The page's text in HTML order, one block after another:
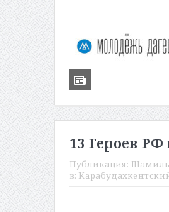
13 Героев
Публикация: Шамиль
в: